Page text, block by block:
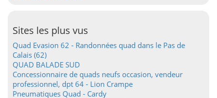
Sites les plus vus
Quad Evasion 62 - Randonnées quad dans le Pas de
Calais (62)
QUAD BALADE SUD
Concessionnaire de quads neufs occasion, vendeur
professionnel, dpt 64 - Lion Crampe
Pneumatiques Quad - Cardy